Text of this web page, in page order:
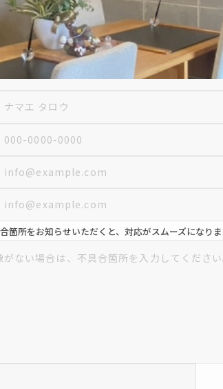
箇所をお知らせいただくと、対応がスムーズになり